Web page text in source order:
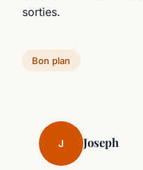
sorties.
Bon plan
J Joseph